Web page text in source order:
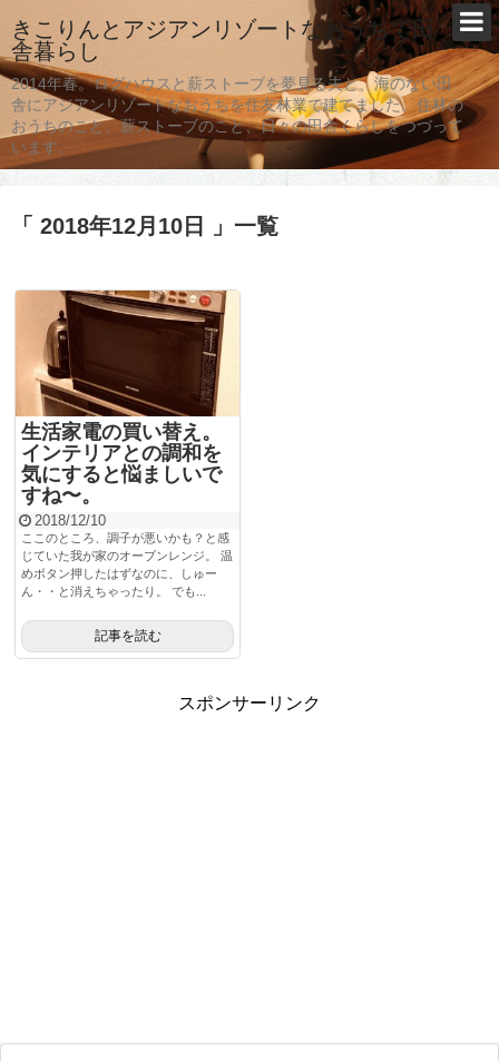
きこりんとアジアンリゾートなおうちで田
舎暮らし
2014年春。ログハウスと薪ストーブを夢見る夫と、海のない田
舎にアジアンリゾートなおうちを住友林業で建てました。住林の
おうちのこと、薪ストーブのこと、日々の田舎くらしをつづって
います。
「 2018年12月10日 」一覧
生活家電の買い替え。
インテリアとの調和を
気にすると悩ましいで
すね〜。
2018/12/10
ここのところ、調子が悪いかも？と感
じていた我が家のオーブンレンジ。 温
めボタン押したはずなのに、しゅー
ん・・と消えちゃったり。 でも...
記事を読む
スポンサーリンク